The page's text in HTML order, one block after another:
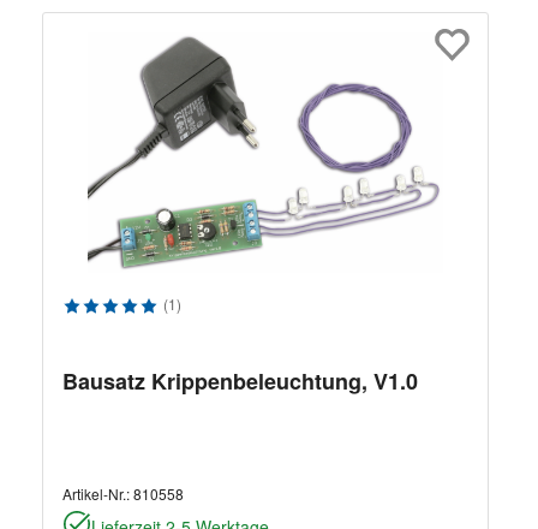
Durchschnittliche Bewertung von 5 von 5 Sternen
(1)
Bausatz Krippenbeleuchtung, V1.0
Artikel-Nr.:810558